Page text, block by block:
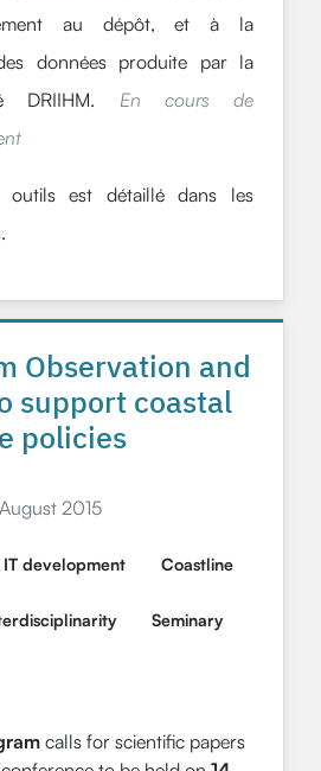
au dépôt, et à la
données produite par la
DRIIHM. En cours de
outils est détaillé dans les
Observation and
support coastal
policies
2015
IT development Coastline
Seminary
calls for scientific papers